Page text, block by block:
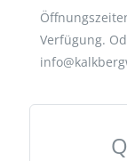
Verfügung.